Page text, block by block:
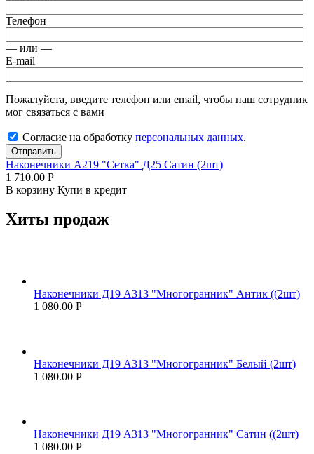
Телефон
— или —
E-mail
Пожалуйста, введите телефон или email, чтобы наш сотрудник
мог связаться с вами
Согласие на обработку персональных данных.
Отправить
Наконечники А219 "Сетка" Д25 Сатин (2шт)
1 710.00 Р
В корзину Купи в кредит
Хиты продаж
Наконечники Д19 А313 "Многогранник" Антик ((2шт)
1 080.00 Р
Наконечники Д19 А313 "Многогранник" Белый (2шт)
1 080.00 Р
Наконечники Д19 А313 "Многогранник" Сатин ((2шт)
1 080.00 Р